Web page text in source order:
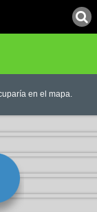
en el mapa.